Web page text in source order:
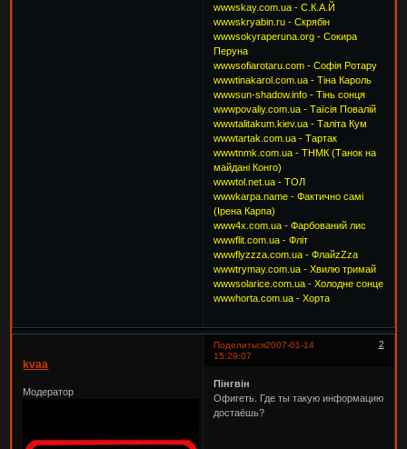
wwwskay.com.ua - С.К.А.Й
wwwskryabin.ru - Скрябін
wwwsokyraperuna.org - Сокира
Перуна
wwwsofiarotaru.com - Софія Ротару
wwwtinakarol.com.ua - Тіна Кароль
wwwsun-shadow.info - Тінь сонця
wwwpovaliy.com.ua - Таїсія Повалій
wwwtalitakum.kiev.ua - Таліта Кум
wwwtartak.com.ua - Тартак
wwwtnmk.com.ua - ТНМК (Танок на
майдані Конго)
wwwtol.net.ua - ТОЛ
wwwkarpa.name - Фактично самі
(Ірена Карпа)
www4x.com.ua - Фарбований лис
wwwflit.com.ua - Фліт
wwwflyzzza.com.ua - ФлайzZzа
wwwtrymay.com.ua - Хвилю тримай
wwwsolarice.com.ua - Холодне сонце
wwwhorta.com.ua - Хорта
Поделиться 2
2007-01-14
15:29:07
kvaa
Модератор
Пінгвін
Офигеть. Где ты такую информацию
достаёшь?